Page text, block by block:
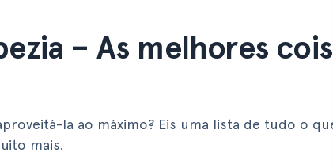
– As melhores
la ao máximo? Eis uma lista de tudo o
mais.